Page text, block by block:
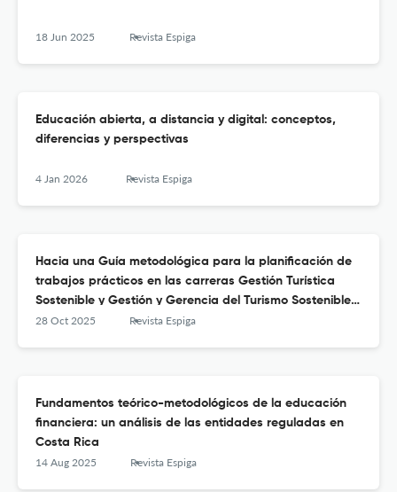
18 Jun 2025 Revista Espiga
Educación abierta, a distancia y digital: conceptos,
diferencias y perspectivas
4 Jan 2026 Revista Espiga
Hacia una Guía metodológica para la planificación de
trabajos prácticos en las carreras Gestión Turística
Sostenible y Gestión y Gerencia del Turismo Sostenible
de la UNED, Costa Rica
28 Oct 2025 Revista Espiga
Fundamentos teórico-metodológicos de la educación
financiera: un análisis de las entidades reguladas en
Costa Rica
14 Aug 2025 Revista Espiga